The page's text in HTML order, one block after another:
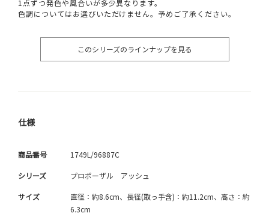
1点ずつ発色や風合いが多少異なります。
色調についてはお選びいただけません。予めご了承ください。
このシリーズのラインナップを見る
仕様
商品番号 1749L/96887C
シリーズ プロポーザル アッシュ
サイズ
直径：約8.6cm、長径(取っ手含)：約11.2cm、高さ：約
6.3cm